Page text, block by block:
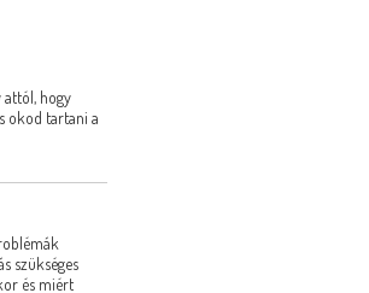
attól, hogy
okod tartani a
szükséges
és miért